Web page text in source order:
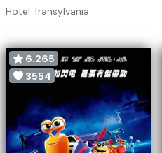
Hotel Transylvania
6.265
3554